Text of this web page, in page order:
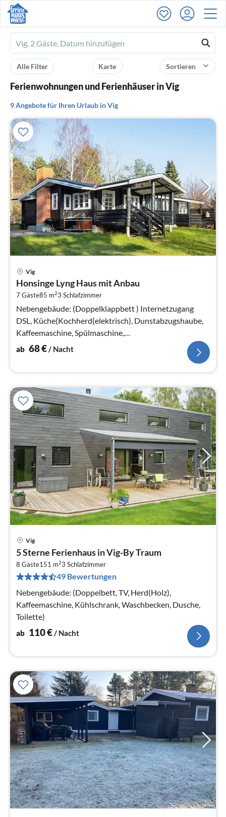
Ferienhausmiete
logo
Sortieren
Karte
Alle Filter
Ferienwohnungen und Ferienhäuser in Vig
9 Angebote für Ihren Urlaub in Vig
Vig
Honsinge Lyng Haus mit Anbau
7 Gäste85 m23 Schlafzimmer
Nebengebäude: (Doppelklappbett ) Internetzugang
DSL, Küche(Kochherd(elektrisch), Dunstabzugshaube,
Kaffeemaschine, Spülmaschine,
Kühl-/Gefrierkombination)
ab 68€/ Nacht
Vig
5 Sterne Ferienhaus in Vig-By Traum
8 Gäste151 m23 Schlafzimmer
49 Bewertungen
Nebengebäude: (Doppelbett, TV, Herd(Holz),
Kaffeemaschine, Kühlschrank, Waschbecken, Dusche,
Toilette)
ab 110€/ Nacht